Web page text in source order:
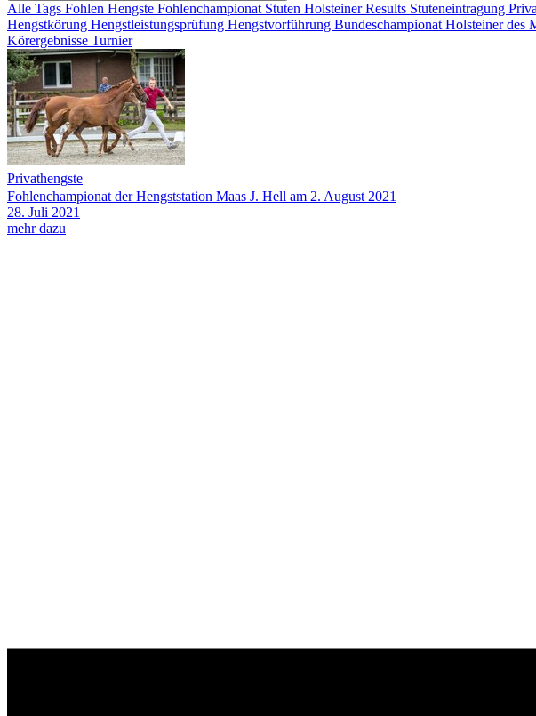
Alle Tags Fohlen Hengste Fohlenchampionat Stuten Holsteiner Results Stuteneintragung
Hengstkörung Hengstleistungsprüfung Hengstvorführung Bundeschampionat Holsteiner des
Körergebnisse Turnier
Privathengste
Fohlenchampionat der Hengststation Maas J. Hell am 2. August 2021
28. Juli 2021
mehr dazu